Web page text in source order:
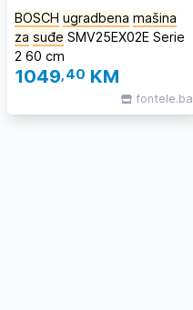
BOSCH ugradbena mašina
za suđe SMV25EX02E Serie
2 60 cm
1049,40 KM
fontele.ba